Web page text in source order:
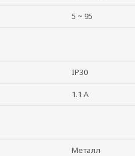
5 ~ 95
IP30
1.1 А
Металл